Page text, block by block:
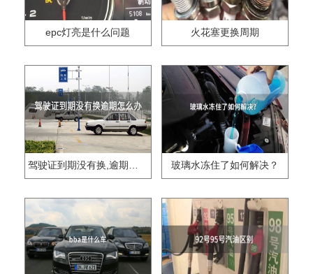
epc灯亮是什么问题 火花塞更换周期
驾驶证到期没有换,逾期怎么办?? 玻璃水冻住了如何解决？